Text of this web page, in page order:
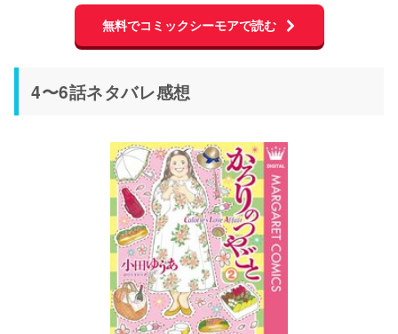
無料でコミックシーモアで読む
4〜6話ネタバレ感想